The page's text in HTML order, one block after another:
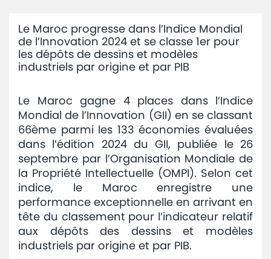
Régionalisation
Services
Avis
et
annonces
Médiaroom
Contact
Le Maroc progresse dans l’Indice Mondial
de l’Innovation 2024 et se classe 1er pour
les dépôts de dessins et modèles
industriels par origine et par PIB
Le Maroc gagne 4 places dans l’Indice
Mondial de l’Innovation (GII) en se classant
66ème parmi les 133 économies évaluées
dans l’édition 2024 du GII, publiée le 26
septembre par l’Organisation Mondiale de
la Propriété Intellectuelle (OMPI). Selon cet
indice, le Maroc enregistre une
performance exceptionnelle en arrivant en
tête du classement pour l’indicateur relatif
aux dépôts des dessins et modèles
industriels par origine et par PIB.